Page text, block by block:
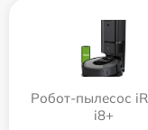
Робот-пылесос
i8+